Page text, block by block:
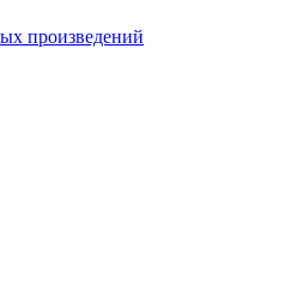
произведений